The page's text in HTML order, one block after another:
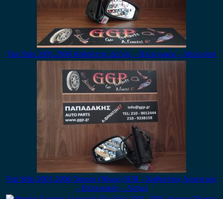
Fiat Stilo 2001-2006 Καθρέπτης Δεξιός – Ηλεκτρικός – Μελιτζανί
Fiat Stilo 2001-2006 3πορτο (3θυρο) H/B – Καθρέπτης Αριστερός
– Ηλεκτρικός – Ασημί